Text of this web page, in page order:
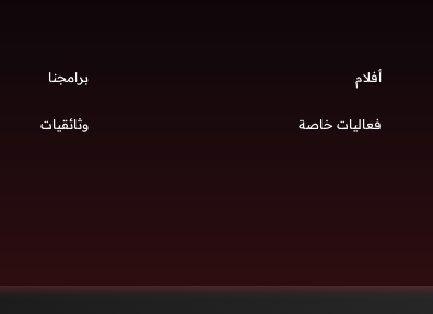
أفلام برامجنا
فعاليات خاصة وثائقيات